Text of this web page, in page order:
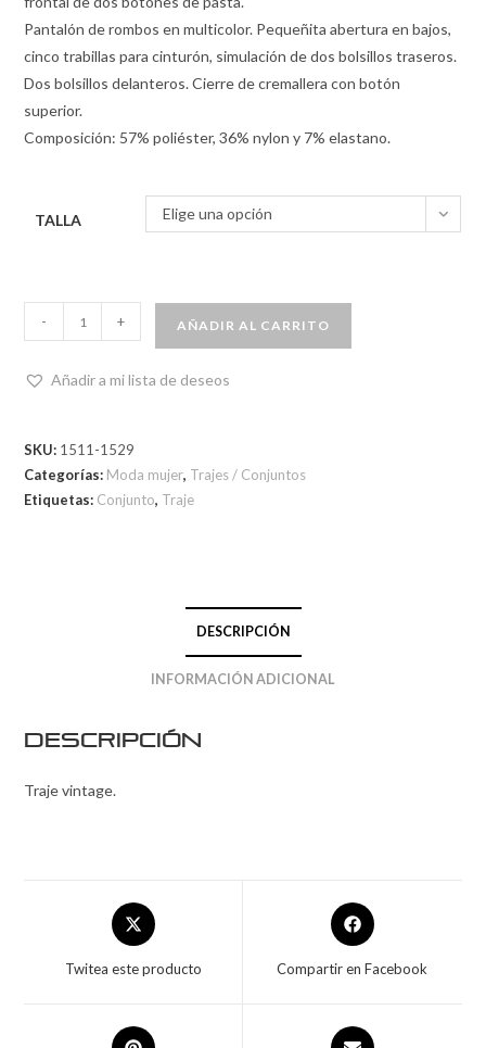
Pantalón de rombos en multicolor. Pequeñita abertura en bajos,
cinco trabillas para cinturón, simulación de dos bolsillos traseros.
Dos bolsillos delanteros. Cierre de cremallera con botón
superior.
Composición: 57% poliéster, 36% nylon y 7% elastano.
TALLA Elige una opción
- + AÑADIR AL CARRITO
Añadir a mi lista de deseos
SKU: 1511-1529
Categorías: Moda mujer, Trajes / Conjuntos
Etiquetas: Conjunto, Traje
DESCRIPCIÓN
INFORMACIÓN ADICIONAL
Descripción
Traje vintage.
Twitea este producto Compartir en Facebook